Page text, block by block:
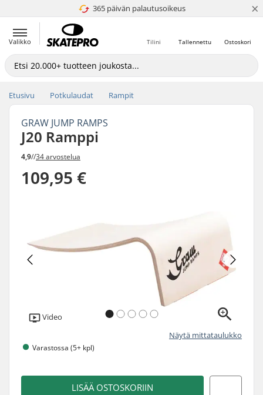
365 päivän palautusoikeus
4.8 / 5 ×
Valikko Ostoskori
Tallennettu
Tilini
Etusivu Potkulaudat Rampit
GRAW JUMP RAMPS
J20 Ramppi
4,9//34 arvostelua
109,95 €
Video
Näytä mittataulukko
Varastossa (5+ kpl)
LISÄÄ OSTOSKORIIN